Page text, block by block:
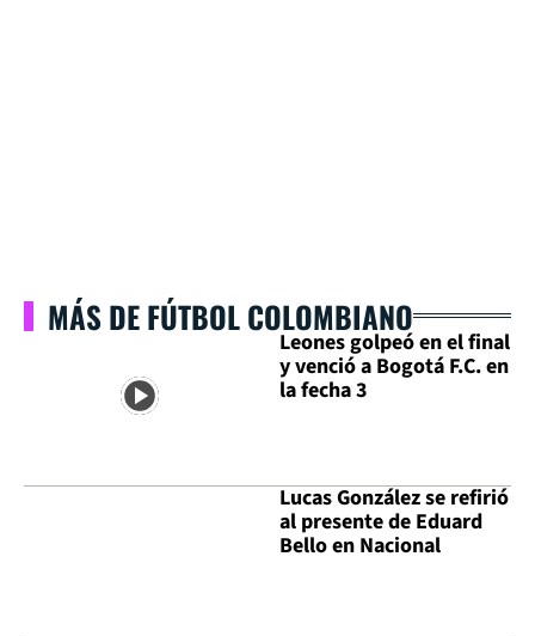
MÁS DE FÚTBOL COLOMBIANO
Leones golpeó en el final
y venció a Bogotá F.C. en
la fecha 3
Lucas González se refirió
al presente de Eduard
Bello en Nacional